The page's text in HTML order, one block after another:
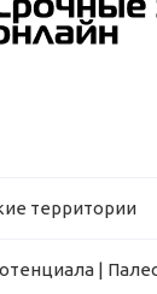
территории
|